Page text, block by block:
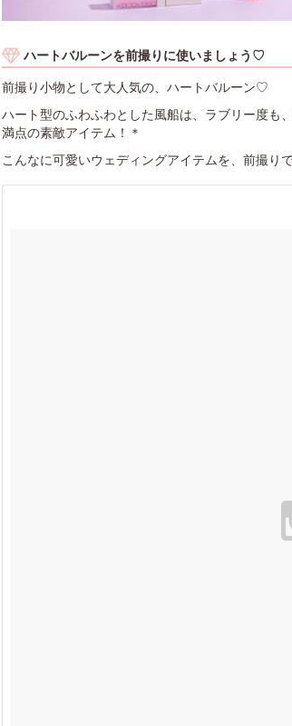
ハートバルーンを前撮りに使いましょう♡
前撮り小物として大人気の、ハートバルーン♡
ハート型のふわふわとした風船は、ラブリー度も
満点の素敵アイテム！＊
こんなに可愛いウェディングアイテムを、前撮